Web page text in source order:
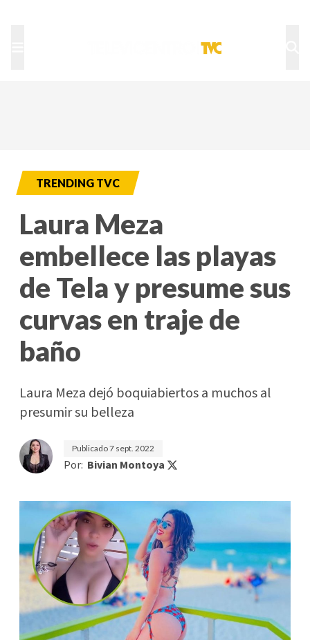
TRENDING TVC
Laura Meza
embellece las playas
de Tela y presume sus
curvas en traje de
baño
Laura Meza dejó boquiabiertos a muchos al
presumir su belleza
Publicado7 sept. 2022
Por: Bivian Montoya